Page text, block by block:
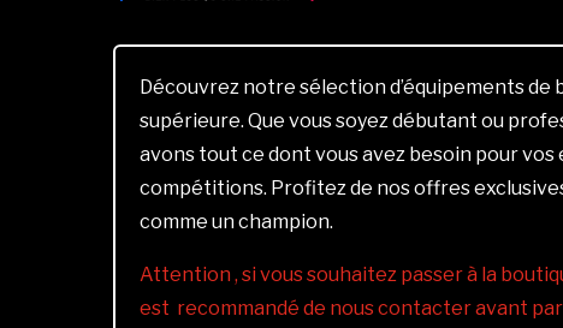
Découvrez notre sélection d’équipements de
supérieure. Que vous soyez débutant ou
avons tout ce dont vous avez besoin pour
compétitions. Profitez de nos offres
comme un champion.
Attention , si vous souhaitez passer à la
est recommandé de nous contacter avant par